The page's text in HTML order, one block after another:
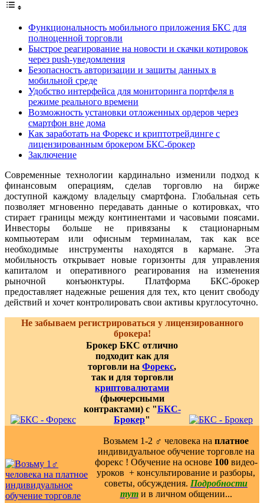
Функциональность мобильного приложения БКС для
полноценной торговли
Быстрое реагирование на новости и скачки котировок
через push-уведомления
Безопасность авторизации и защиты данных в
мобильной среде
Удобство интерфейса для мониторинга портфеля в
режиме реального времени
Возможность установки отложенных ордеров через
смартфон вне дома
Как заработать на Форекс и криптотрейдинге с
лицензированным брокером БКС-брокер
Заключение
Современные технологии кардинально изменили подход к
финансовым операциям, сделав торговлю на бирже
доступной каждому владельцу смартфона. Глобальная сеть
позволяет мгновенно передавать данные о котировках, что
стирает границы между континентами и часовыми поясами.
Инвесторы больше не привязаны к стационарным
компьютерам или офисным терминалам, так как все
необходимые инструменты находятся в кармане. Эта
мобильность открывает новые горизонты для управления
капиталом и оперативного реагирования на изменения
рыночной конъюнктуры. Платформа БКС-брокер
предоставляет надежные решения для тех, кто ценит свободу
действий и хочет контролировать свои активы круглосуточно.
Не забываем регистрироваться у лицензированного
брокера!
Брокер БКС отлично
подходит как для
торговли на Форекс,
так и для торговли
криптовалютами
(фьючерсными
контрактами) с "БКС-
Брокер"
Возьмем 1-2 ‍♂️ человека на платное
индивидуальное обучение торговле на
форекс ! Обучение на основе 100видео-
уроков ️ + консультирование и разборы,
советы, обсуждения. Подробности
тут и в личном общении...